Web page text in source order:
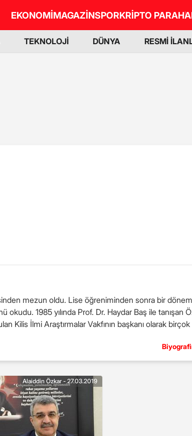
EKONOMİMAGAZİNSPORKRİPTO PARA
TEKNOLOJİ DÜNYA RESMİ
mezun oldu. Lise öğreniminden sonra bir
İcmal Gençlik
başkanlığını yaptı. 1988 yılında kurulan Kilis İlmi Araştırmalar Vakfının
Alaiddin Özkar - 27.03.2019